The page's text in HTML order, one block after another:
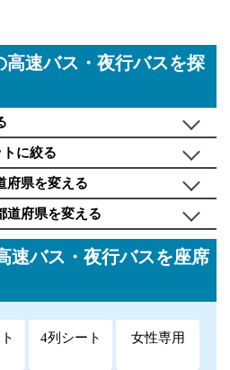
速バス・夜行バスを探
に絞る
県を変える
府県を変える
速バス・夜行バスを座席
4列シート 女性専用